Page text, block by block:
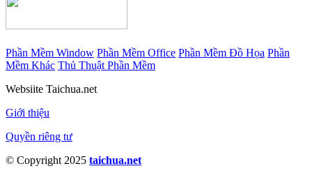
Phần Mềm Window Phần Mềm Office Phần Mềm Đồ Họa Phần
Mềm Khác Thủ Thuật Phần Mềm
Websiite Taichua.net
Giới thiệu
Quyền riêng tư
© Copyright 2025 taichua.net